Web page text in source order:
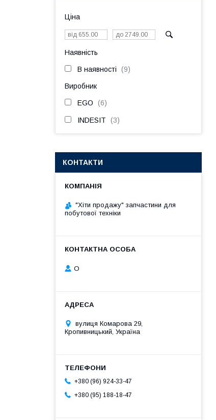
Ціна
Наявність
В наявності 9
Виробник
EGO 6
INDESIT 3
КОНТАКТИ
"Хіти продажу" запчастини для
побутової техніки
О
вулиця Комарова 29,
Кропивницький, Україна
+380 (96) 924-33-47
+380 (95) 188-18-47